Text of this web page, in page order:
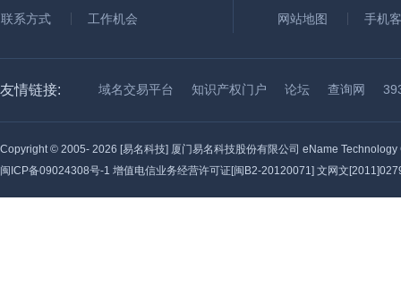
联系方式
工作机会
网站地图
手机
友情链接: 域名交易平台 知识产权门户 论坛 查询网
Copyright © 2005- 2026 [易名科技] 厦门易名科技股份有限公司 eName Technology
闽ICP备09024308号-1 增值电信业务经营许可证[闽B2-20120071] 文网文